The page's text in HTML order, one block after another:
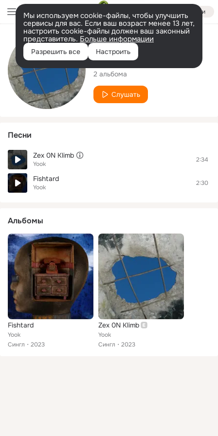
Войти
Мы используем cookie-файлы, чтобы улучшить
сервисы для вас. Если ваш возраст менее 13 лет,
настроить cookie-файлы должен ваш законный
представитель. Больше информации
Разрешить все Настроить
Исполнитель
Yook
2 альбома
Слушать
Песни
Zex 0N Klimb
Yook
2:34
Fishtard
Yook
2:30
Альбомы
Fishtard
Yook
Сингл
2023
Zex 0N Klimb
Yook
Сингл
2023